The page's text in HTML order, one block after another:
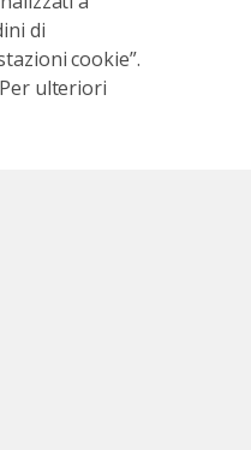
di
cookie”.
ulteriori